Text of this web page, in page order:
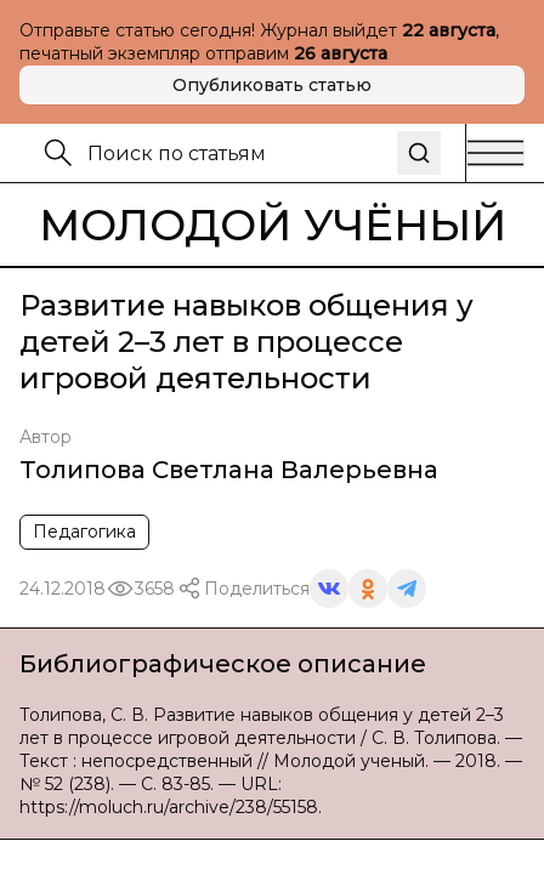
Отправьте статью сегодня! Журнал выйдет 22 августа,
печатный экземпляр отправим 26 августа
Опубликовать статью
МОЛОДОЙ УЧЁНЫЙ
Развитие навыков общения у
детей 2–3 лет в процессе
игровой деятельности
Автор
Толипова Светлана Валерьевна
Педагогика
24.12.2018 3658 Поделиться
Библиографическое описание
Толипова, С. В. Развитие навыков общения у детей 2–3
лет в процессе игровой деятельности / С. В. Толипова. —
Текст : непосредственный // Молодой ученый. — 2018. —
№ 52 (238). — С. 83-85. — URL:
https://moluch.ru/archive/238/55158.